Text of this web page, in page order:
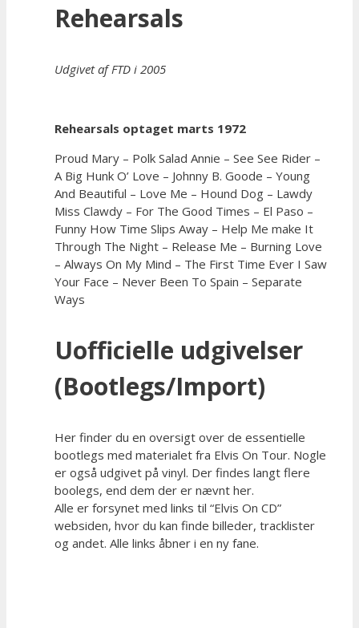
Rehearsals
Udgivet af FTD i 2005
Rehearsals optaget marts 1972
Proud Mary – Polk Salad Annie – See See Rider –
A Big Hunk O’ Love – Johnny B. Goode – Young
And Beautiful – Love Me – Hound Dog – Lawdy
Miss Clawdy – For The Good Times – El Paso –
Funny How Time Slips Away – Help Me make It
Through The Night – Release Me – Burning Love
– Always On My Mind – The First Time Ever I Saw
Your Face – Never Been To Spain – Separate
Ways
Uofficielle udgivelser
(Bootlegs/Import)
Her finder du en oversigt over de essentielle
bootlegs med materialet fra Elvis On Tour. Nogle
er også udgivet på vinyl. Der findes langt flere
boolegs, end dem der er nævnt her.
Alle er forsynet med links til “Elvis On CD”
websiden, hvor du kan finde billeder, tracklister
og andet. Alle links åbner i en ny fane.